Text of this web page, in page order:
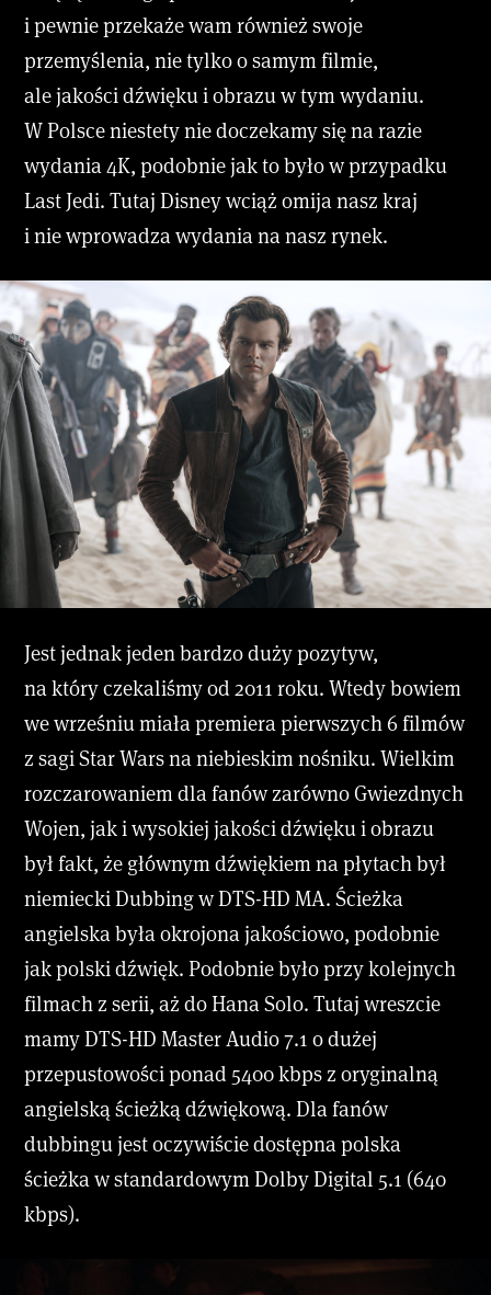
i pewnie przekaże wam również swoje
przemyślenia, nie tylko o samym filmie,
ale jakości dźwięku i obrazu w tym wydaniu.
W Polsce niestety nie doczekamy się na razie
wydania 4K, podobnie jak to było w przypadku
Last Jedi. Tutaj Disney wciąż omija nasz kraj
i nie wprowadza wydania na nasz rynek.
Jest jednak jeden bardzo duży pozytyw,
na który czekaliśmy od 2011 roku. Wtedy bowiem
we wrześniu miała premiera pierwszych 6 filmów
z sagi Star Wars na niebieskim nośniku. Wielkim
rozczarowaniem dla fanów zarówno Gwiezdnych
Wojen, jak i wysokiej jakości dźwięku i obrazu
był fakt, że głównym dźwiękiem na płytach był
niemiecki Dubbing w DTS-HD MA. Ścieżka
angielska była okrojona jakościowo, podobnie
jak polski dźwięk. Podobnie było przy kolejnych
filmach z serii, aż do Hana Solo. Tutaj wreszcie
mamy DTS-HD Master Audio 7.1 o dużej
przepustowości ponad 5400 kbps z oryginalną
angielską ścieżką dźwiękową. Dla fanów
dubbingu jest oczywiście dostępna polska
ścieżka w standardowym Dolby Digital 5.1 (640
kbps).